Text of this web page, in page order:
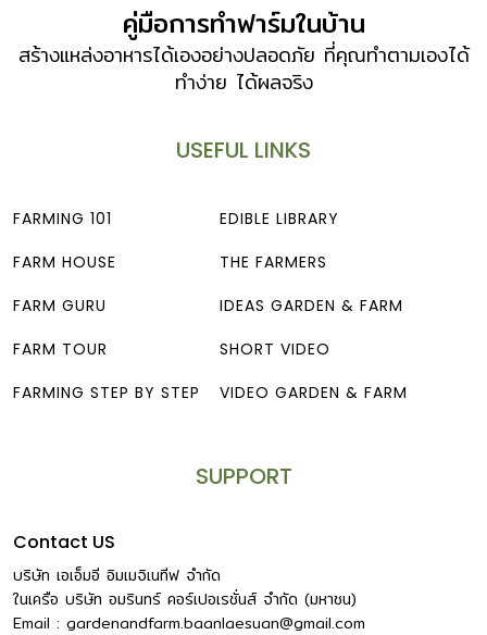
คู่มือการทำฟาร์มในบ้าน
สร้างแหล่งอาหารได้เองอย่างปลอดภัย ที่คุณทำตามเองได้
ทำง่าย ได้ผลจริง
USEFUL LINKS
FARMING 101
FARM HOUSE
FARM GURU
FARM TOUR
FARMING STEP BY STEP
EDIBLE LIBRARY
THE FARMERS
IDEAS GARDEN & FARM
SHORT VIDEO
VIDEO GARDEN & FARM
SUPPORT
Contact US
บริษัท เอเอ็มอี อิมเมจิเนทีฟ จำกัด
ในเครือ บริษัท อมรินทร์ คอร์เปอเรชั่นส์ จำกัด (มหาชน)
Email : gardenandfarm.baanlaesuan@gmail.com